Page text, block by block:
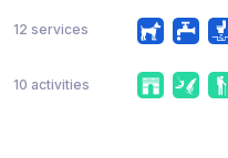
12 services
10 activities